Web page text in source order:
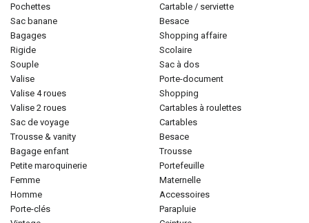
pochettes
sac banane
bagages
rigide
souple
valise
valise 4 roues
valise 2 roues
sac de voyage
trousse & vanity
bagage enfant
petite maroquinerie
femme
homme
porte-clés
cartable / serviette
besace
shopping affaire
scolaire
sac à dos
porte-document
shopping
cartables à roulettes
cartables
besace
trousse
portefeuille
maternelle
accessoires
parapluie